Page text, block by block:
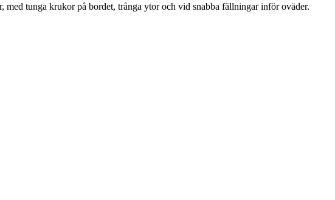
med tunga krukor på bordet, trånga ytor och vid snabba fällningar inför oväder.